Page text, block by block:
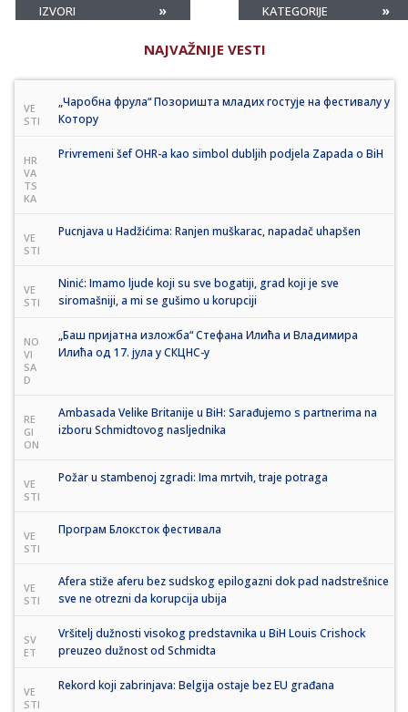
IZVORI » KATEGORIJE »
NAJVAŽNIJE VESTI
VE
STI
„Чаробна фрула“ Позоришта младих гостује на фестивалу у
Котору
HR
VA
TS
KA
Privremeni šef OHR-a kao simbol dubljih podjela Zapada o BiH
VE
STI
Pucnjava u Hadžićima: Ranjen muškarac, napadač uhapšen
VE
STI
Ninić: Imamo ljude koji su sve bogatiji, grad koji je sve
siromašniji, a mi se gušimo u korupciji
NO
VI
SA
D
„Баш пријатна изложба“ Стефанa Илића и Владимира
Илића од 17. јула у СКЦНС-у
RE
GI
ON
Ambasada Velike Britanije u BiH: Sarađujemo s partnerima na
izboru Schmidtovog nasljednika
VE
STI
Požar u stambenoj zgradi: Ima mrtvih, traje potraga
VE
STI
Програм Блоксток фестивала
VE
STI
Afera stiže aferu bez sudskog epilogazni dok pad nadstrešnice
sve ne otrezni da korupcija ubija
SV
ET
Vršitelj dužnosti visokog predstavnika u BiH Louis Crishock
preuzeo dužnost od Schmidta
VE
STI
Rekord koji zabrinjava: Belgija ostaje bez EU građana